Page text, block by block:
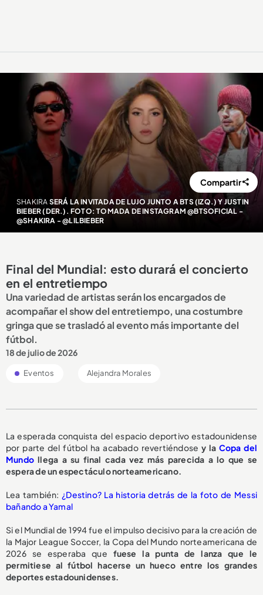
SHAKIRA SERÁ LA INVITADA DE LUJO JUNTO A BTS (IZQ.) Y JUSTIN
BIEBER (DER.). FOTO: TOMADA DE INSTAGRAM @BTSOFICIAL -
@SHAKIRA - @LILBIEBER
Compartir
Final del Mundial: esto durará el concierto
en el entretiempo
Una variedad de artistas serán los encargados de
acompañar el show del entretiempo, una costumbre
gringa que se trasladó al evento más importante del
fútbol.
18 de julio de 2026
Eventos Alejandra Morales
La esperada conquista del espacio deportivo estadounidense
por parte del fútbol ha acabado revertiéndose y la Copa del
Mundo llega a su final cada vez más parecida a lo que se
espera de un espectáculo norteamericano.
Lea también: ¿Destino? La historia detrás de la foto de Messi
bañando a Yamal
Si el Mundial de 1994 fue el impulso decisivo para la creación de
la Major League Soccer, la Copa del Mundo norteamericana de
2026 se esperaba que fuese la punta de lanza que le
permitiese al fútbol hacerse un hueco entre los grandes
deportes estadounidenses.